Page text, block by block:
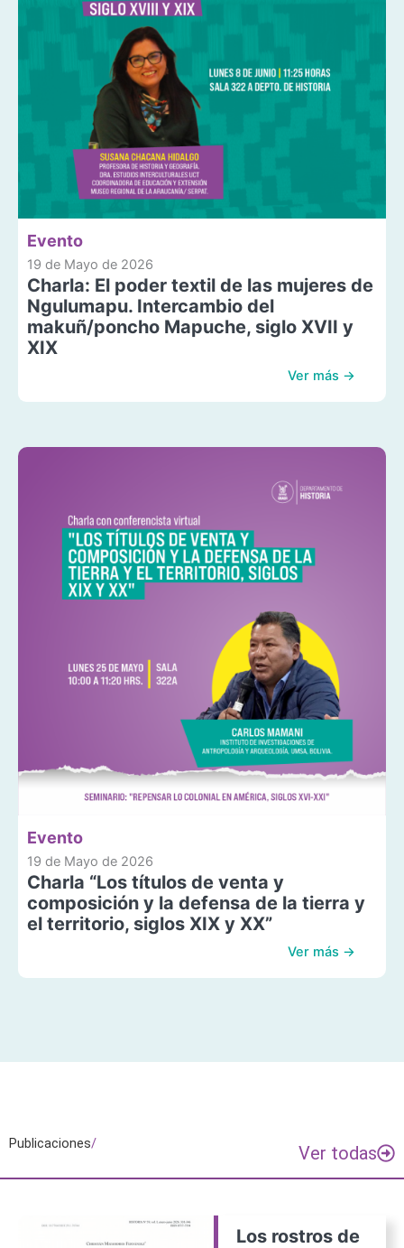
Evento
19 de Mayo de 2026
Charla: El poder textil de las mujeres de
Ngulumapu. Intercambio del
makuñ/poncho Mapuche, siglo XVII y
XIX
Ver más →
Evento
19 de Mayo de 2026
Charla “Los títulos de venta y
composición y la defensa de la tierra y
el territorio, siglos XIX y XX”
Ver más →
Publicaciones/ Ver todas
Los rostros de